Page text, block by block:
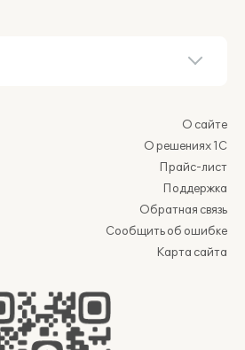
О сайте
О решениях 1С
Прайс-лист
Поддержка
Обратная связь
Сообщить об ошибке
Карта сайта